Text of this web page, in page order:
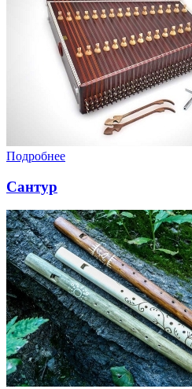
Подробнее
Сантур